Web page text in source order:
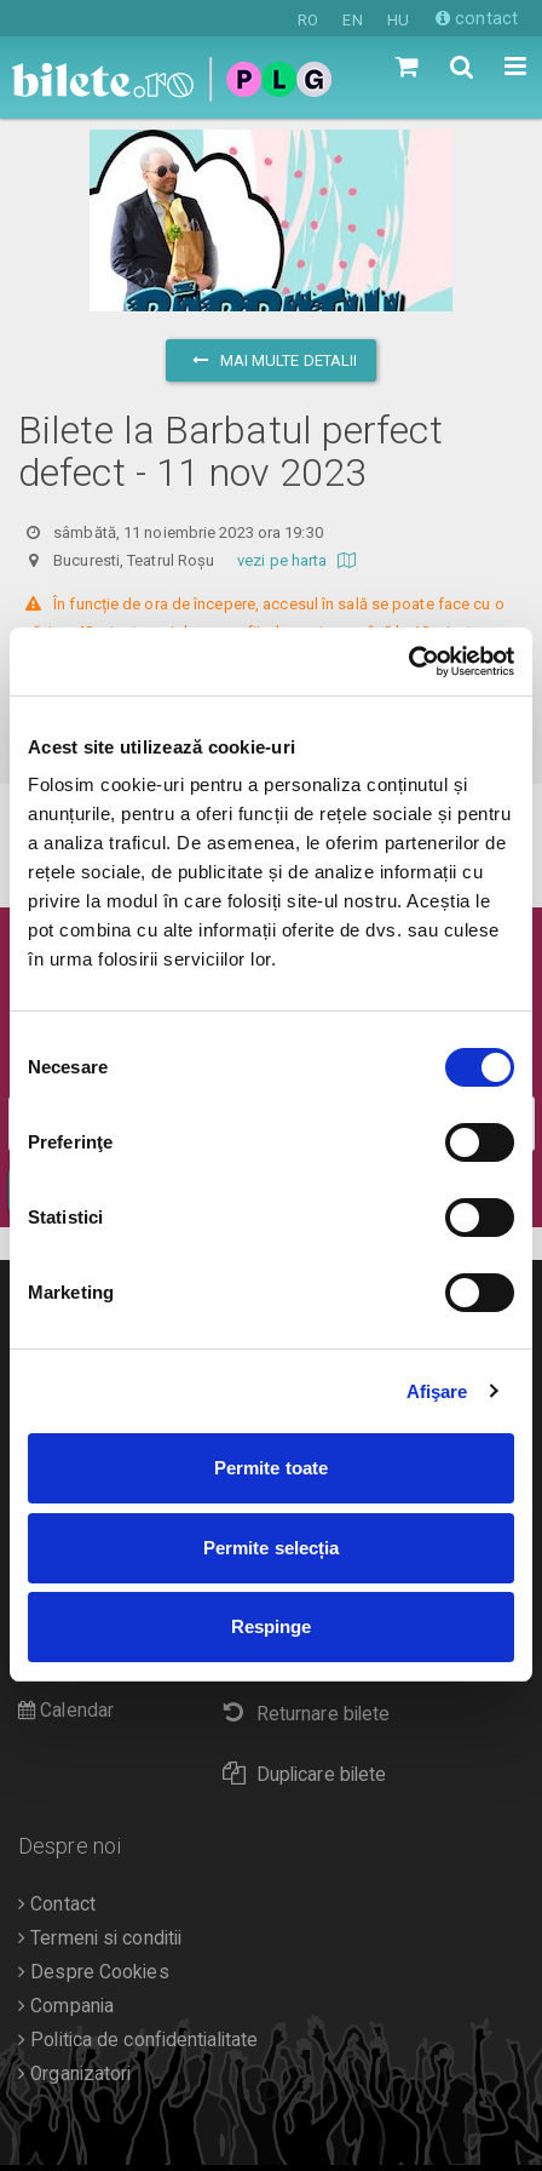
Acest site utilizează cookie-uri
Folosim cookie-uri pentru a personaliza conținutul și
anunțurile, pentru a oferi funcții de rețele sociale și pentru
a analiza traficul. De asemenea, le oferim partenerilor de
rețele sociale, de publicitate și de analize informații cu
privire la modul în care folosiți site-ul nostru. Aceștia le
pot combina cu alte informații oferite de dvs. sau culese
în urma folosirii serviciilor lor.
consimțământului
Necesare
Preferinţe
Statistici
Marketing
Afişare
Permite toate
Permite selecția
Respinge
RO EN HU contact
MAI MULTE DETALII
Bilete la Barbatul perfect
defect - 11 nov 2023
sâmbătă, 11 noiembrie 2023 ora 19:30
Bucuresti, Teatrul Roșu vezi pe harta
În funcție de ora de începere, accesul în sală se poate face cu o
oră / cu 40 minute mai devreme, fiind permis cu până la 10 minute
înainte de spectacol. Așezarea se realizează la mese de 2 (nr. limitat), 3
Informații suplimentare, la nr. de telefon 0773 825 249.
Evenimentul a expirat.
Newsletter @ Bilete.ro
Email
Cum comand bilete?
eBilet printat acasa
Returnare bilete
Duplicare bilete
Pentru copii
Diverse
Calendar
Despre noi
Contact
Termeni si conditii
Despre Cookies
Compania
Politica de confidentialitate
Organizatori